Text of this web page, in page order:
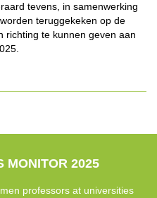
tevens, in samenwerking
teruggekeken op de
richting te kunnen geven aan
MONITOR 2025
professors at universities